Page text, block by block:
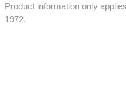
Product information only
1972.